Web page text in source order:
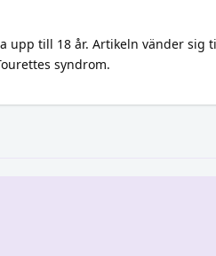
upp till 18 år. Artikeln vänder sig
syndrom.